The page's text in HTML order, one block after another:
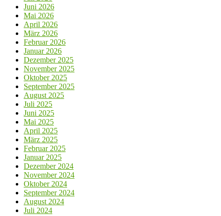
Juni 2026
Mai 2026
April 2026
März 2026
Februar 2026
Januar 2026
Dezember 2025
November 2025
Oktober 2025
September 2025
August 2025
Juli 2025
Juni 2025
Mai 2025
April 2025
März 2025
Februar 2025
Januar 2025
Dezember 2024
November 2024
Oktober 2024
September 2024
August 2024
Juli 2024